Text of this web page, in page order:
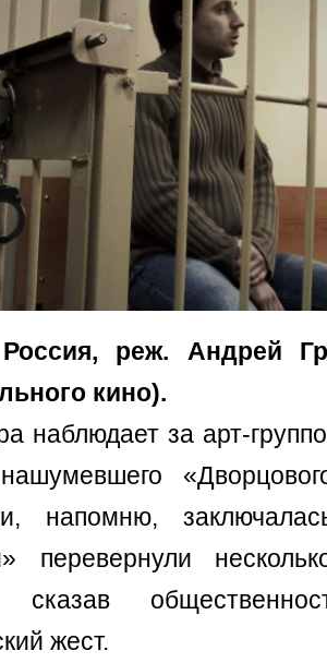
Россия, реж. Андрей
кино).
наблюдает за арт-
напомню,
перевернули
жест.